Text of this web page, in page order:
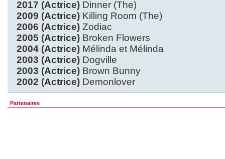
2017 (Actrice) Dinner (The)
2009 (Actrice) Killing Room (The)
2006 (Actrice) Zodiac
2005 (Actrice) Broken Flowers
2004 (Actrice) Mélinda et Mélinda
2003 (Actrice) Dogville
2003 (Actrice) Brown Bunny
2002 (Actrice) Demonlover
Partenaires